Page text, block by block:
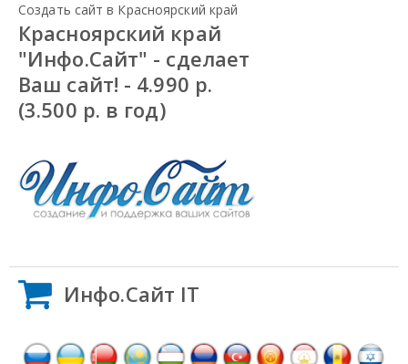
Создать сайт в Красноярский край
Красноярский край
"Инфо.Сайт" - сделает
Ваш сайт! - 4.990 р.
(3.500 р. в год)
Инфо.Сайт IT